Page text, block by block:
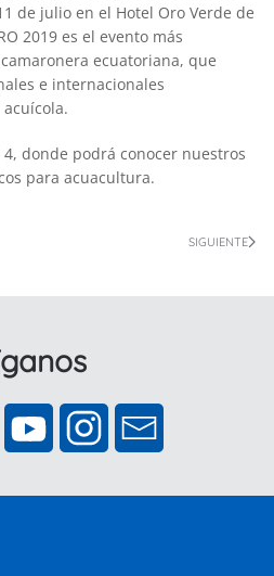
de julio en el Hotel Oro Verde de
2019 es el evento más
ecuatoriana, que
e internacionales
4, donde podrá conocer nuestros
para acuacultura.
SIGUIENTE